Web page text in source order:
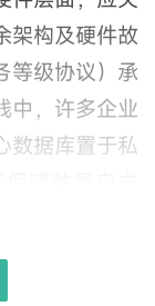
架构及硬件故
等级协议）承
中，许多企业
据库置于私
障数据自主
常出现在数